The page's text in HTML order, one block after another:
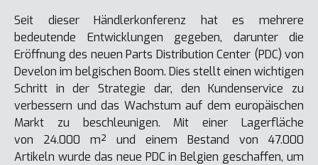
Seit dieser Händlerkonferenz hat es mehrere
bedeutende Entwicklungen gegeben, darunter die
Eröffnung des neuen Parts Distribution Center (PDC) von
Develon im belgischen Boom. Dies stellt einen wichtigen
Schritt in der Strategie dar, den Kundenservice zu
verbessern und das Wachstum auf dem europäischen
Markt zu beschleunigen. Mit einer Lagerfläche
von 24.000 m² und einem Bestand von 47.000
Artikeln wurde das neue PDC in Belgien geschaffen, um